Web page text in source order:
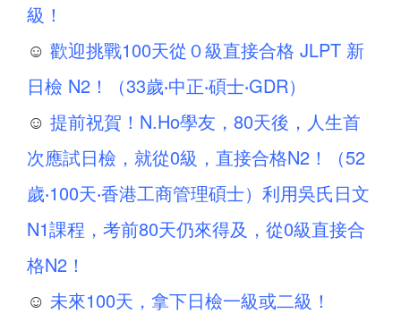
級！
☺ 歡迎挑戰100天從０級直接合格 JLPT 新
日檢 N2！（33歲‧中正‧碩士‧GDR）
☺ 提前祝賀！N.Ho學友，80天後，人生首
次應試日檢，就從0級，直接合格N2！（52
歲‧100天‧香港工商管理碩士）利用吳氏日文
N1課程，考前80天仍來得及，從0級直接合
格N2！
☺ 未來100天，拿下日檢一級或二級！